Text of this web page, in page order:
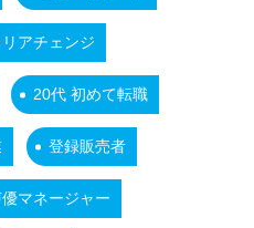
アチェンジ
20代 初めて転職
登録販売者
マネージャー